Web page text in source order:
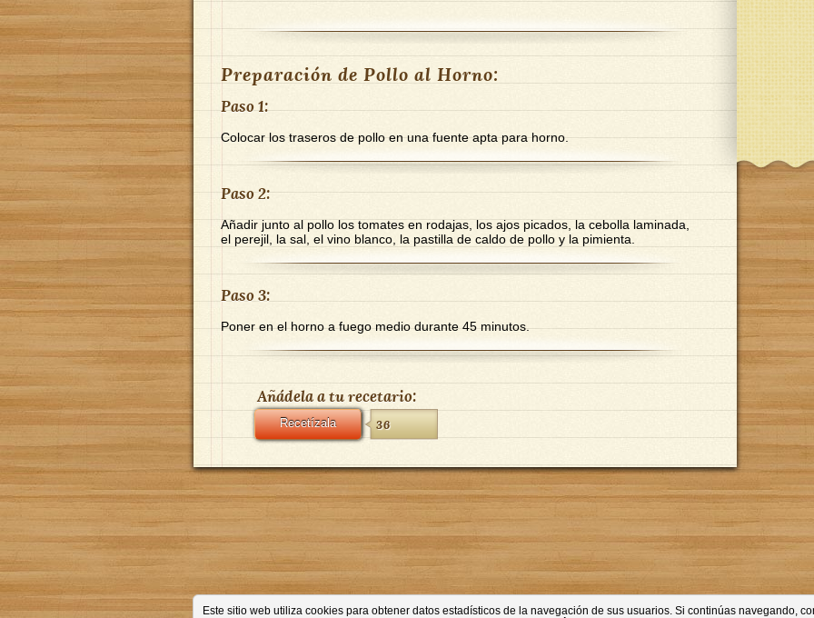
Este sitio web utiliza cookies para obtener datos estadísticos de la navegación de sus usuarios. Si continúas navegando,
Preparación de Pollo al Horno:
Paso 1:
Colocar los traseros de pollo en una fuente apta para horno.
Paso 2:
Añadir junto al pollo los tomates en rodajas, los ajos picados, la cebolla laminada,
el perejil, la sal, el vino blanco, la pastilla de caldo de pollo y la pimienta.
Paso 3:
Poner en el horno a fuego medio durante 45 minutos.
Añádela a tu recetario:
Recetízala 36